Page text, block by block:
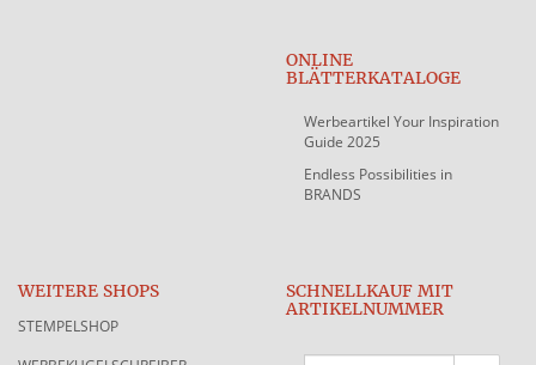
ONLINE
BLÄTTERKATALOGE
Werbeartikel Your Inspiration
Guide 2025
Endless Possibilities in
BRANDS
WEITERE SHOPS
STEMPELSHOP
SCHNELLKAUF MIT
ARTIKELNUMMER